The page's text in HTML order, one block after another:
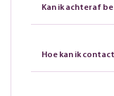
Kan ik achteraf
Hoe kan ik